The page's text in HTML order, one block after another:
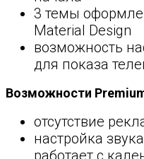
3 темы
Material Design
возможность
для показа
Возможности
отсутствие
настройка
работает с